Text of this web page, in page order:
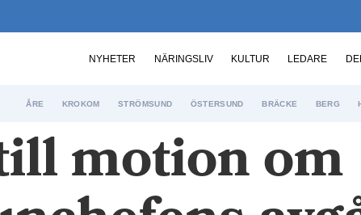
NYHETER NÄRINGSLIV KULTUR LEDARE
ÅRE KROKOM STRÖMSUND ÖSTERSUND BRÄCKE BERG
motion om